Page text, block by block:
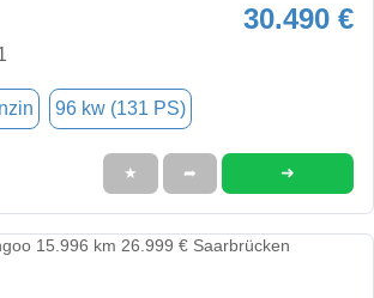
30.490 €
96 kw (131 PS)
★ ➦ ➜